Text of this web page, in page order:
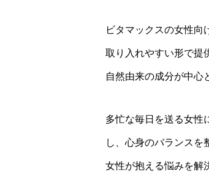
ビタマックスの女性向
取り入れやすい形で提
自然由来の成分が中心
多忙な毎日を送る女性
し、心身のバランスを
女性が抱える悩みを解